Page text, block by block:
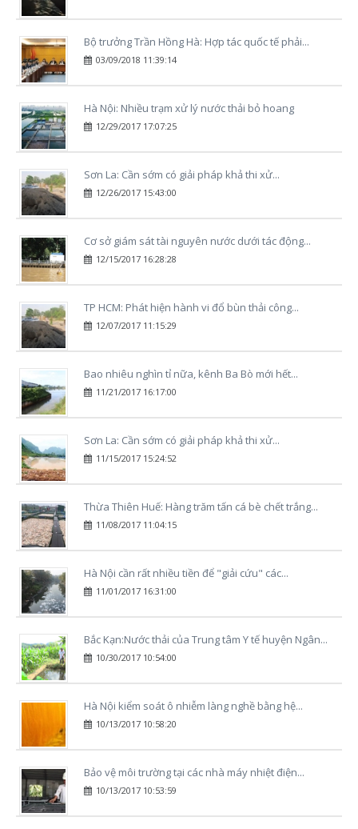
Bộ trưởng Trần Hồng Hà: Hợp tác quốc tế phải...
03/09/2018 11:39:14
Hà Nội: Nhiều trạm xử lý nước thải bỏ hoang
12/29/2017 17:07:25
Sơn La: Cần sớm có giải pháp khả thi xử...
12/26/2017 15:43:00
Cơ sở giám sát tài nguyên nước dưới tác động...
12/15/2017 16:28:28
TP HCM: Phát hiện hành vi đổ bùn thải công...
12/07/2017 11:15:29
Bao nhiêu nghìn tỉ nữa, kênh Ba Bò mới hết...
11/21/2017 16:17:00
Sơn La: Cần sớm có giải pháp khả thi xử...
11/15/2017 15:24:52
Thừa Thiên Huế: Hàng trăm tấn cá bè chết trắng...
11/08/2017 11:04:15
Hà Nội cần rất nhiều tiền để "giải cứu" các...
11/01/2017 16:31:00
Bắc Kạn:Nước thải của Trung tâm Y tế huyện Ngân...
10/30/2017 10:54:00
Hà Nội kiểm soát ô nhiễm làng nghề bằng hệ...
10/13/2017 10:58:20
Bảo vệ môi trường tại các nhà máy nhiệt điện...
10/13/2017 10:53:59